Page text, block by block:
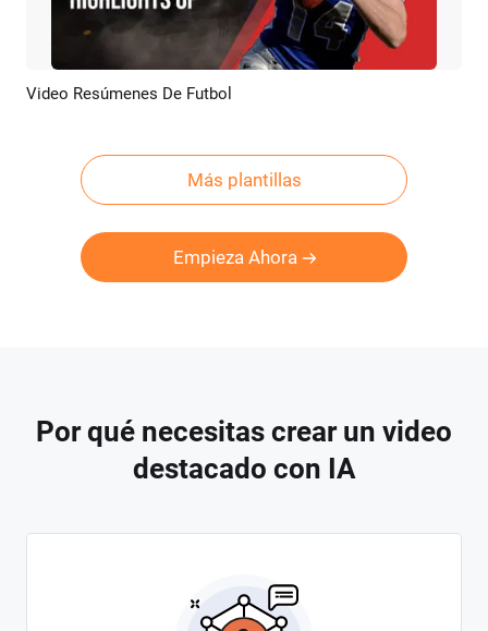
Previsualizar
Video Resúmenes De Futbol
Más plantillas
Empieza Ahora
Por qué necesitas crear un video
destacado con IA